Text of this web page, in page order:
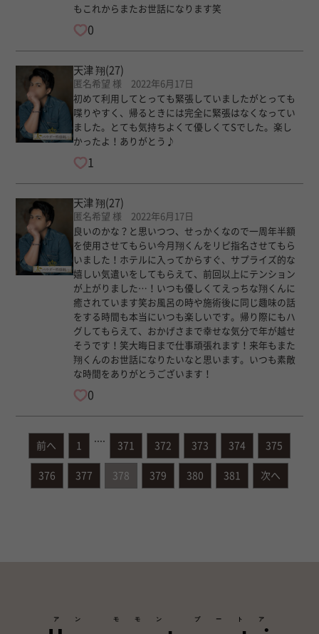
もこれからまたお世話になります笑
0
天津 翔(27)
匿名希望 様 2022年6月17日
初めて利用してとっても緊張していましたがとっても
喋りやすく、帰るときには完全に緊張はなくなってい
ました。とても気持ちよくて優しくてSでした。楽し
かったよ！ありがとう♪
1
天津 翔(27)
匿名希望 様 2022年6月17日
良いのかな？と思いつつ、せっかくなので一周年半額
を使用させてもらい今月翔くんをリピ指名させてもら
いました！ホテルに入ってからすぐ、サプライズ的な
嬉しい気遣いをしてもらえて、前回以上にテンション
が上がりました…！いつも優しくてえっちな翔くんに
癒されています笑お風呂の時や施術後に同じ趣味の話
をする時間も本当にいつも楽しいです。帰り際にもハ
グしてもらえて、おかげさまで幸せな気分で年が越せ
そうです！笑大晦日まで仕事頑張れます！来年もまた
翔くんのお世話になりたいなと思います。いつも素敵
な時間をありがとうございます！
0
前へ 1 371 372 373 374 375
376 377 378 379 380 381 次へ
アン モモン プートア